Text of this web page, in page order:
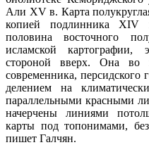
Али XV в. Карта
копией подлинника XIV
половина восточного
исламской
стороной вверх. Она во
современника, персидского
делением на
параллельными красными
начерчены линиями
карты под топонимами,
пишет Галчян.